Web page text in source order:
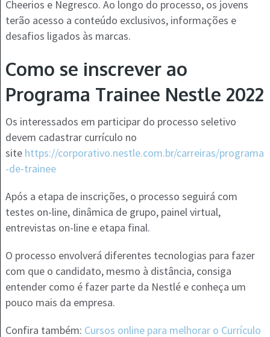
Cheerios e Negresco. Ao longo do processo, os jovens
terão acesso a conteúdo exclusivos, informações e
desafios ligados às marcas.
Como se inscrever ao
Programa Trainee Nestle 2022
Os interessados em participar do processo seletivo
devem cadastrar currículo no
site https://corporativo.nestle.com.br/carreiras/programa
-de-trainee
Após a etapa de inscrições, o processo seguirá com
testes on-line, dinâmica de grupo, painel virtual,
entrevistas on-line e etapa final.
O processo envolverá diferentes tecnologias para fazer
com que o candidato, mesmo à distância, consiga
entender como é fazer parte da Nestlé e conheça um
pouco mais da empresa.
Confira também: Cursos online para melhorar o Currículo